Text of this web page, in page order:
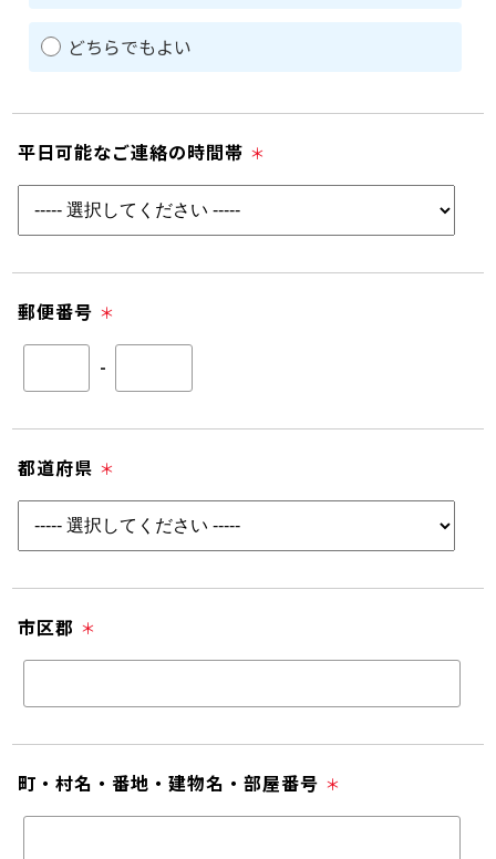
どちらでもよい
平日可能なご連絡の時間帯 ＊
郵便番号 ＊
-
都道府県 ＊
市区郡 ＊
町・村名・番地・建物名・部屋番号 ＊